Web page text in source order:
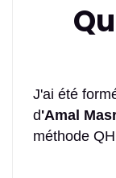
J'ai été
d'Amal
méthode